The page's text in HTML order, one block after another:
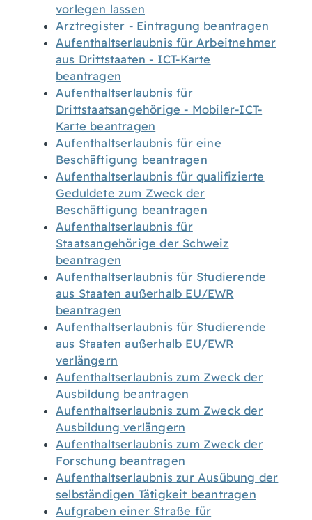
vorlegen lassen
Arztregister - Eintragung beantragen
Aufenthaltserlaubnis für Arbeitnehmer
aus Drittstaaten - ICT-Karte
beantragen
Aufenthaltserlaubnis für
Drittstaatsangehörige - Mobiler-ICT-
Karte beantragen
Aufenthaltserlaubnis für eine
Beschäftigung beantragen
Aufenthaltserlaubnis für qualifizierte
Geduldete zum Zweck der
Beschäftigung beantragen
Aufenthaltserlaubnis für
Staatsangehörige der Schweiz
beantragen
Aufenthaltserlaubnis für Studierende
aus Staaten außerhalb EU/EWR
beantragen
Aufenthaltserlaubnis für Studierende
aus Staaten außerhalb EU/EWR
verlängern
Aufenthaltserlaubnis zum Zweck der
Ausbildung beantragen
Aufenthaltserlaubnis zum Zweck der
Ausbildung verlängern
Aufenthaltserlaubnis zum Zweck der
Forschung beantragen
Aufenthaltserlaubnis zur Ausübung der
selbständigen Tätigkeit beantragen
Aufgraben einer Straße für